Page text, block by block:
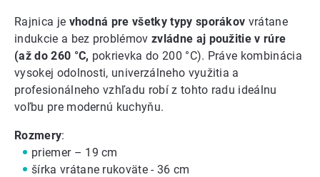
Rajnica je vhodná pre všetky typy sporákov vrátane
indukcie a bez problémov zvládne aj použitie v rúre
(až do 260 °C, pokrievka do 200 °C). Práve kombinácia
vysokej odolnosti, univerzálneho využitia a
profesionálneho vzhľadu robí z tohto radu ideálnu
voľbu pre modernú kuchyňu.
Rozmery:
priemer – 19 cm
šírka vrátane rukoväte - 36 cm